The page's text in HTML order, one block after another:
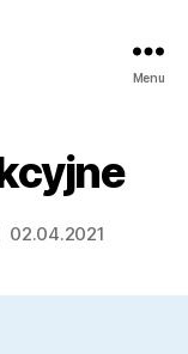
Menu
02.04.2021